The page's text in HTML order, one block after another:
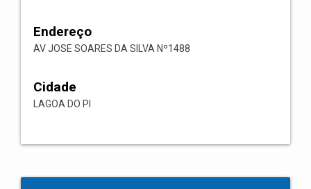
Endereço
AV JOSE SOARES DA SILVA Nº1488
Cidade
LAGOA DO PI